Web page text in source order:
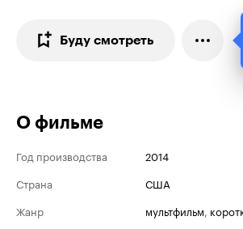
Буду смотреть
О фильме
Год производства
2014
Страна
США
Жанр
мультфильм,